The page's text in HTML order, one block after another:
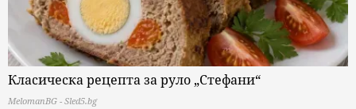
Класическа рецепта за руло „Стефани“
MelomanBG - Sled5.bg